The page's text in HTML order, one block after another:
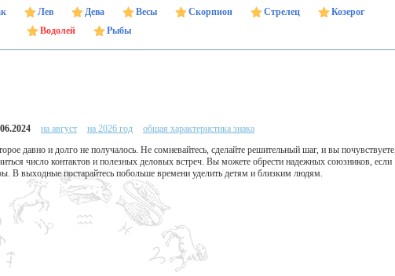
Лев Дева Весы Скорпион Стрелец
Козерог
Водолей
Рыбы
на август на 2026 год
общая характеристика знака
давно и долго не получалось. Не сомневайтесь, сделайте решительный шаг, и вы почувствуете,
число контактов и полезных деловых встреч. Вы можете обрести надежных союзников, если
В выходные постарайтесь побольше времени уделить детям и близким людям.